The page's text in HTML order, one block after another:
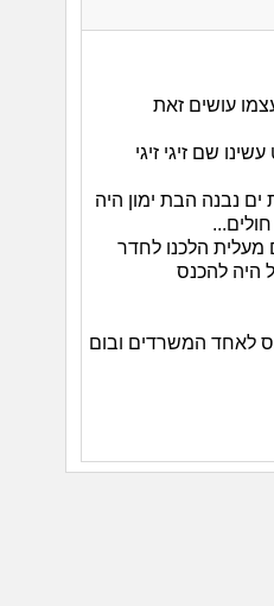
עושים זאת
שם זיגי זיגי
בבת ים נבנה הבת ימון היה
מעלית הלכנו לחדר
היה להכנס
לאחד המשרדים ובום